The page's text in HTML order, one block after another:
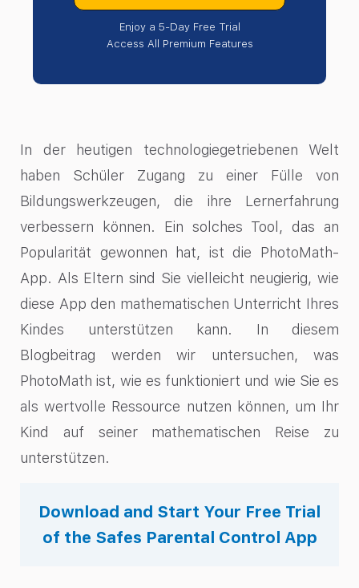
Enjoy a 5-Day Free Trial
Access All Premium Features
In der heutigen technologiegetriebenen Welt
haben Schüler Zugang zu einer Fülle von
Bildungswerkzeugen, die ihre Lernerfahrung
verbessern können. Ein solches Tool, das an
Popularität gewonnen hat, ist die PhotoMath-
App. Als Eltern sind Sie vielleicht neugierig, wie
diese App den mathematischen Unterricht Ihres
Kindes unterstützen kann. In diesem
Blogbeitrag werden wir untersuchen, was
PhotoMath ist, wie es funktioniert und wie Sie es
als wertvolle Ressource nutzen können, um Ihr
Kind auf seiner mathematischen Reise zu
unterstützen.
Download and Start Your Free Trial
of the Safes Parental Control App